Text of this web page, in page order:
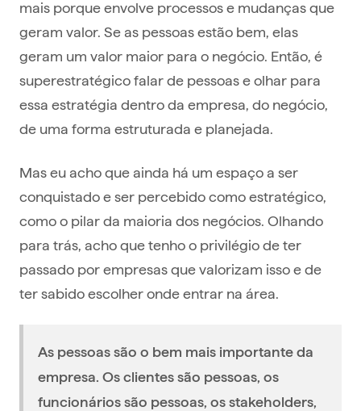
mais porque envolve processos e mudanças que
geram valor. Se as pessoas estão bem, elas
geram um valor maior para o negócio. Então, é
superestratégico falar de pessoas e olhar para
essa estratégia dentro da empresa, do negócio,
de uma forma estruturada e planejada.
Mas eu acho que ainda há um espaço a ser
conquistado e ser percebido como estratégico,
como o pilar da maioria dos negócios. Olhando
para trás, acho que tenho o privilégio de ter
passado por empresas que valorizam isso e de
ter sabido escolher onde entrar na área.
As pessoas são o bem mais importante da
empresa. Os clientes são pessoas, os
funcionários são pessoas, os stakeholders,